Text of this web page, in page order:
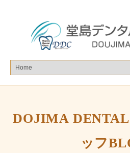
DOJIMA
ッフ